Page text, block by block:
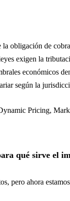
obligación de
exigen la
económicos
según la
Pricing,
qué sirve el
pero ahora